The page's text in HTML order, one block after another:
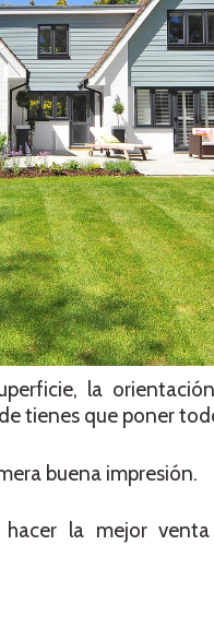
la
tienes que poner
buena impresión.
hacer la mejor